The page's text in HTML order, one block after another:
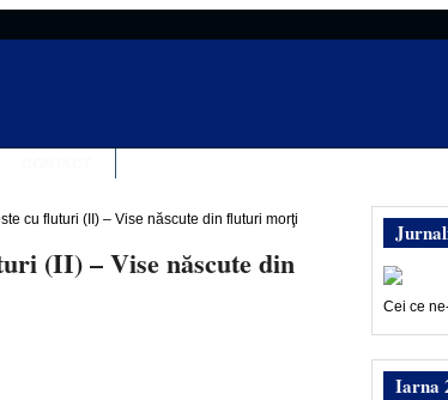
cu fluturi (II) – Vise născute din fluturi morţi
(II) – Vise născute din
Cei ce
Iarna